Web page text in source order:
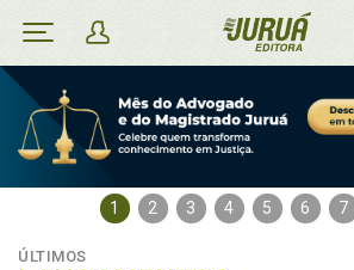
1 2 3 4 5 6 7
ÚLTIMOS